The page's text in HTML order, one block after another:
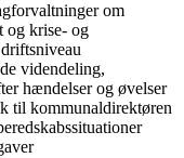
om
og krise- og
videndeling,
hændelser og øvelser
til kommunaldirektøren